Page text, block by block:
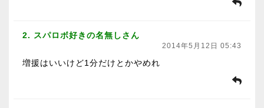
2. スパロボ好きの名無しさん
2014年5月12日 05:43
増援はいいけど1分だけとかやめれ